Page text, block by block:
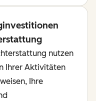
nutzen
Ihrer Aktivitäten
Ihre